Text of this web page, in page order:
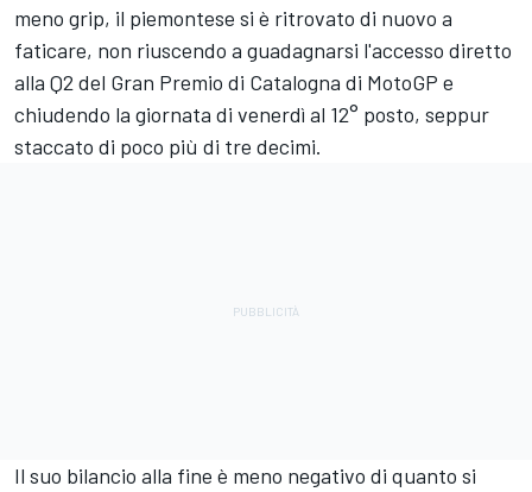
meno grip, il piemontese si è ritrovato di nuovo a
faticare, non riuscendo a guadagnarsi l'accesso diretto
alla Q2 del Gran Premio di Catalogna di MotoGP e
chiudendo la giornata di venerdì al 12° posto, seppur
staccato di poco più di tre decimi.
Il suo bilancio alla fine è meno negativo di quanto si